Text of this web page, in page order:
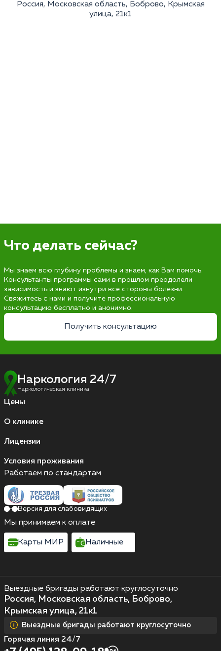
Россия, Московская область, Боброво, Крымская
улица, 21к1
Что делать сейчас?
Мы знаем всю глубину проблемы и знаем, как Вам помочь.
Консультанты программы сами в прошлом преодолели
зависимость и знают изнутри все стороны болезни.
Свяжитесь с нами и получите профессиональную
консультацию бесплатно и анонимно.
Получить консультацию
Наркология 24/7
Наркологическая клиника
Цены
О клинике
Лицензии
Условия проживания
Выездные бригады работают круглосуточно
Россия, Московская область, Боброво,
Крымская улица, 21к1
Выездные бригады работают круглосуточно
Горячая линия 24/7
Работаем по стандартам
Версия для слабовидящих
Мы принимаем к оплате
Карты МИР Наличные